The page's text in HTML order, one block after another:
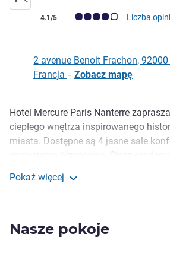
Ocena klientów (Ocena ALL)
4.1/5 Liczba
2 avenue Benoit Frachon, 92000
Francja - Zobacz mapę
Opis
Hotel Mercure Paris Nanterre
ciepłego wnętrza inspirowanego
miasta. Dostępne są 4 jasne sale
wytworne dania w bistro Mirlot.
spokojny.
Pokaż więcej
Nasze pokoje